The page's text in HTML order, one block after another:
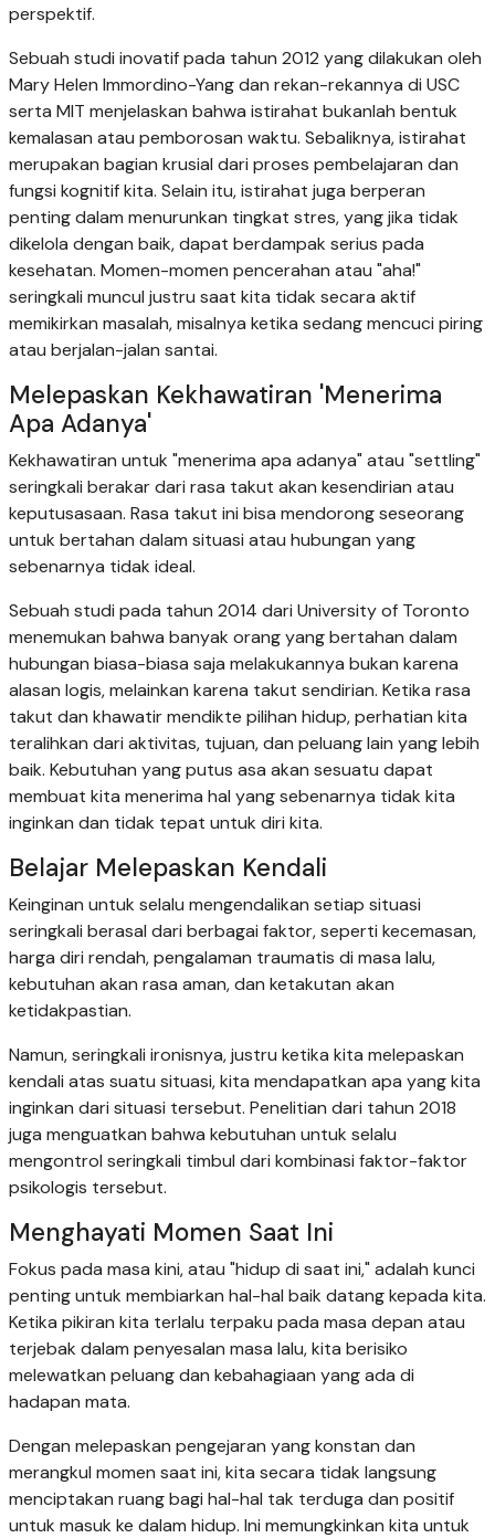
perspektif.
Sebuah studi inovatif pada tahun 2012 yang dilakukan oleh
Mary Helen Immordino-Yang dan rekan-rekannya di USC
serta MIT menjelaskan bahwa istirahat bukanlah bentuk
kemalasan atau pemborosan waktu. Sebaliknya, istirahat
merupakan bagian krusial dari proses pembelajaran dan
fungsi kognitif kita. Selain itu, istirahat juga berperan
penting dalam menurunkan tingkat stres, yang jika tidak
dikelola dengan baik, dapat berdampak serius pada
kesehatan. Momen-momen pencerahan atau "aha!"
seringkali muncul justru saat kita tidak secara aktif
memikirkan masalah, misalnya ketika sedang mencuci piring
atau berjalan-jalan santai.
Melepaskan Kekhawatiran 'Menerima
Apa Adanya'
Kekhawatiran untuk "menerima apa adanya" atau "settling"
seringkali berakar dari rasa takut akan kesendirian atau
keputusasaan. Rasa takut ini bisa mendorong seseorang
untuk bertahan dalam situasi atau hubungan yang
sebenarnya tidak ideal.
Sebuah studi pada tahun 2014 dari University of Toronto
menemukan bahwa banyak orang yang bertahan dalam
hubungan biasa-biasa saja melakukannya bukan karena
alasan logis, melainkan karena takut sendirian. Ketika rasa
takut dan khawatir mendikte pilihan hidup, perhatian kita
teralihkan dari aktivitas, tujuan, dan peluang lain yang lebih
baik. Kebutuhan yang putus asa akan sesuatu dapat
membuat kita menerima hal yang sebenarnya tidak kita
inginkan dan tidak tepat untuk diri kita.
Belajar Melepaskan Kendali
Keinginan untuk selalu mengendalikan setiap situasi
seringkali berasal dari berbagai faktor, seperti kecemasan,
harga diri rendah, pengalaman traumatis di masa lalu,
kebutuhan akan rasa aman, dan ketakutan akan
ketidakpastian.
Namun, seringkali ironisnya, justru ketika kita melepaskan
kendali atas suatu situasi, kita mendapatkan apa yang kita
inginkan dari situasi tersebut. Penelitian dari tahun 2018
juga menguatkan bahwa kebutuhan untuk selalu
mengontrol seringkali timbul dari kombinasi faktor-faktor
psikologis tersebut.
Menghayati Momen Saat Ini
Fokus pada masa kini, atau "hidup di saat ini," adalah kunci
penting untuk membiarkan hal-hal baik datang kepada kita.
Ketika pikiran kita terlalu terpaku pada masa depan atau
terjebak dalam penyesalan masa lalu, kita berisiko
melewatkan peluang dan kebahagiaan yang ada di
hadapan mata.
Dengan melepaskan pengejaran yang konstan dan
merangkul momen saat ini, kita secara tidak langsung
menciptakan ruang bagi hal-hal tak terduga dan positif
untuk masuk ke dalam hidup. Ini memungkinkan kita untuk